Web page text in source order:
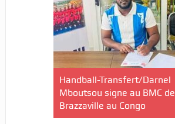
Handball-Transfert/Darnel
Mboutsou signe au BMC de
Brazzaville au Congo